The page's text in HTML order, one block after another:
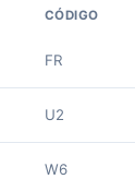
CÓDIGO
FR
U2
W6